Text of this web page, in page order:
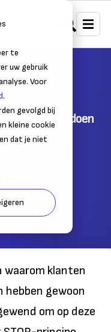
te
uw gebruik
Voor
.
gevolgd bij
kleine cookie
dat je niet
& fraude
Dit kun je doen
je bedrijf
waarom klanten
hebben gewoon
om op deze